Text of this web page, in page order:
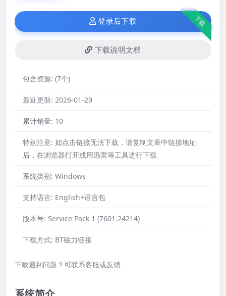
下载
登录后下载
下载说明文档
包含资源: (7个)
最近更新: 2026-01-29
累计销量: 10
特别注意: 如点击链接无法下载，请复制文章中链接地址
后，在浏览器打开或用迅雷等工具进行下载
系统类别: Windows
支持语言: English+语言包
版本号: Service Pack 1 (7601.24214)
下载方式: BT磁力链接
下载遇到问题？可联系客服或反馈